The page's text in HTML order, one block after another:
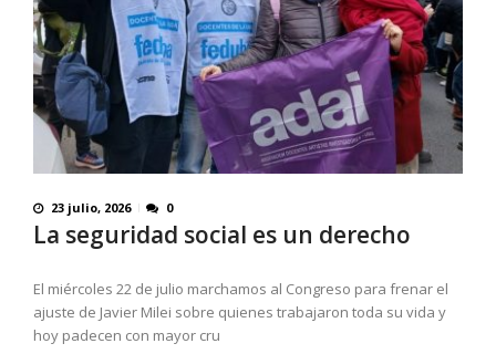
23 julio, 2026 0
La seguridad social es un derecho
El miércoles 22 de julio marchamos al Congreso para frenar el
ajuste de Javier Milei sobre quienes trabajaron toda su vida y
hoy padecen con mayor cru